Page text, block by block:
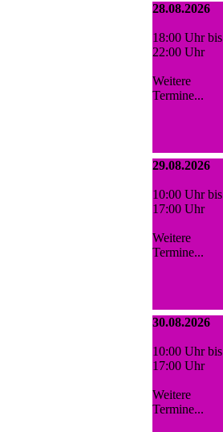
28.08.2026
18:00 Uhr bis
22:00 Uhr
Weitere
Termine...
29.08.2026
10:00 Uhr bis
17:00 Uhr
Weitere
Termine...
30.08.2026
10:00 Uhr bis
17:00 Uhr
Weitere
Termine...